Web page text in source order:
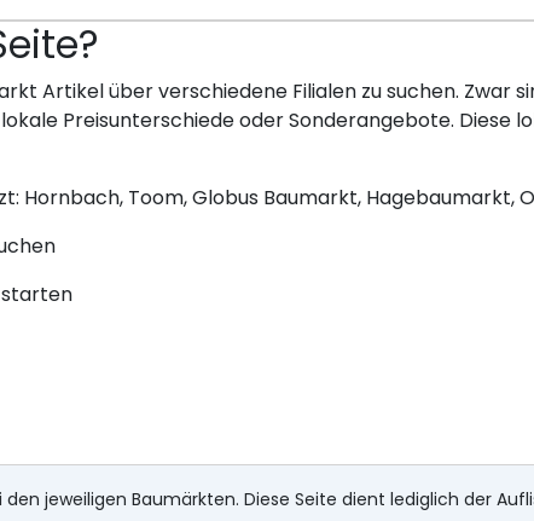
Artikel über verschiedene Filialen zu suchen. Zwar
Preisunterschiede oder Sonderangebote. Diese
Hornbach, Toom, Globus Baumarkt, Hagebaumarkt,
starten
jeweiligen Baumärkten. Diese Seite dient lediglich der